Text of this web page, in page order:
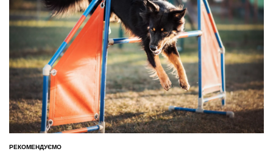
ОПУБЛІКУВАТИ
РЕКОМЕНДУЄМО